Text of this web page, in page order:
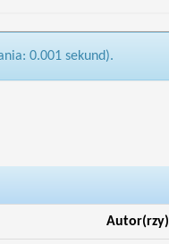
0.001 sekund).
Autor(rzy)